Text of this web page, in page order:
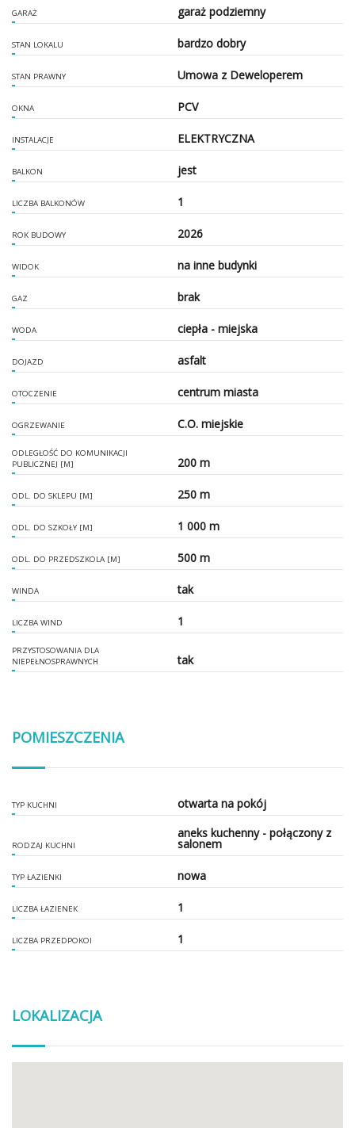
GARAŻ garaż podziemny
STAN LOKALU bardzo dobry
STAN PRAWNY Umowa z Deweloperem
OKNA PCV
INSTALACJE ELEKTRYCZNA
BALKON jest
LICZBA BALKONÓW 1
ROK BUDOWY 2026
WIDOK na inne budynki
GAZ brak
WODA ciepła - miejska
DOJAZD asfalt
OTOCZENIE centrum miasta
OGRZEWANIE C.O. miejskie
ODLEGŁOŚĆ DO KOMUNIKACJI
PUBLICZNEJ [M]
200 m
ODL. DO SKLEPU [M] 250 m
ODL. DO SZKOŁY [M] 1 000 m
ODL. DO PRZEDSZKOLA [M] 500 m
WINDA tak
LICZBA WIND 1
PRZYSTOSOWANIA DLA
NIEPEŁNOSPRAWNYCH
tak
POMIESZCZENIA
TYP KUCHNI otwarta na pokój
RODZAJ KUCHNI
aneks kuchenny - połączony z
salonem
TYP ŁAZIENKI nowa
LICZBA ŁAZIENEK 1
LICZBA PRZEDPOKOI 1
LOKALIZACJA